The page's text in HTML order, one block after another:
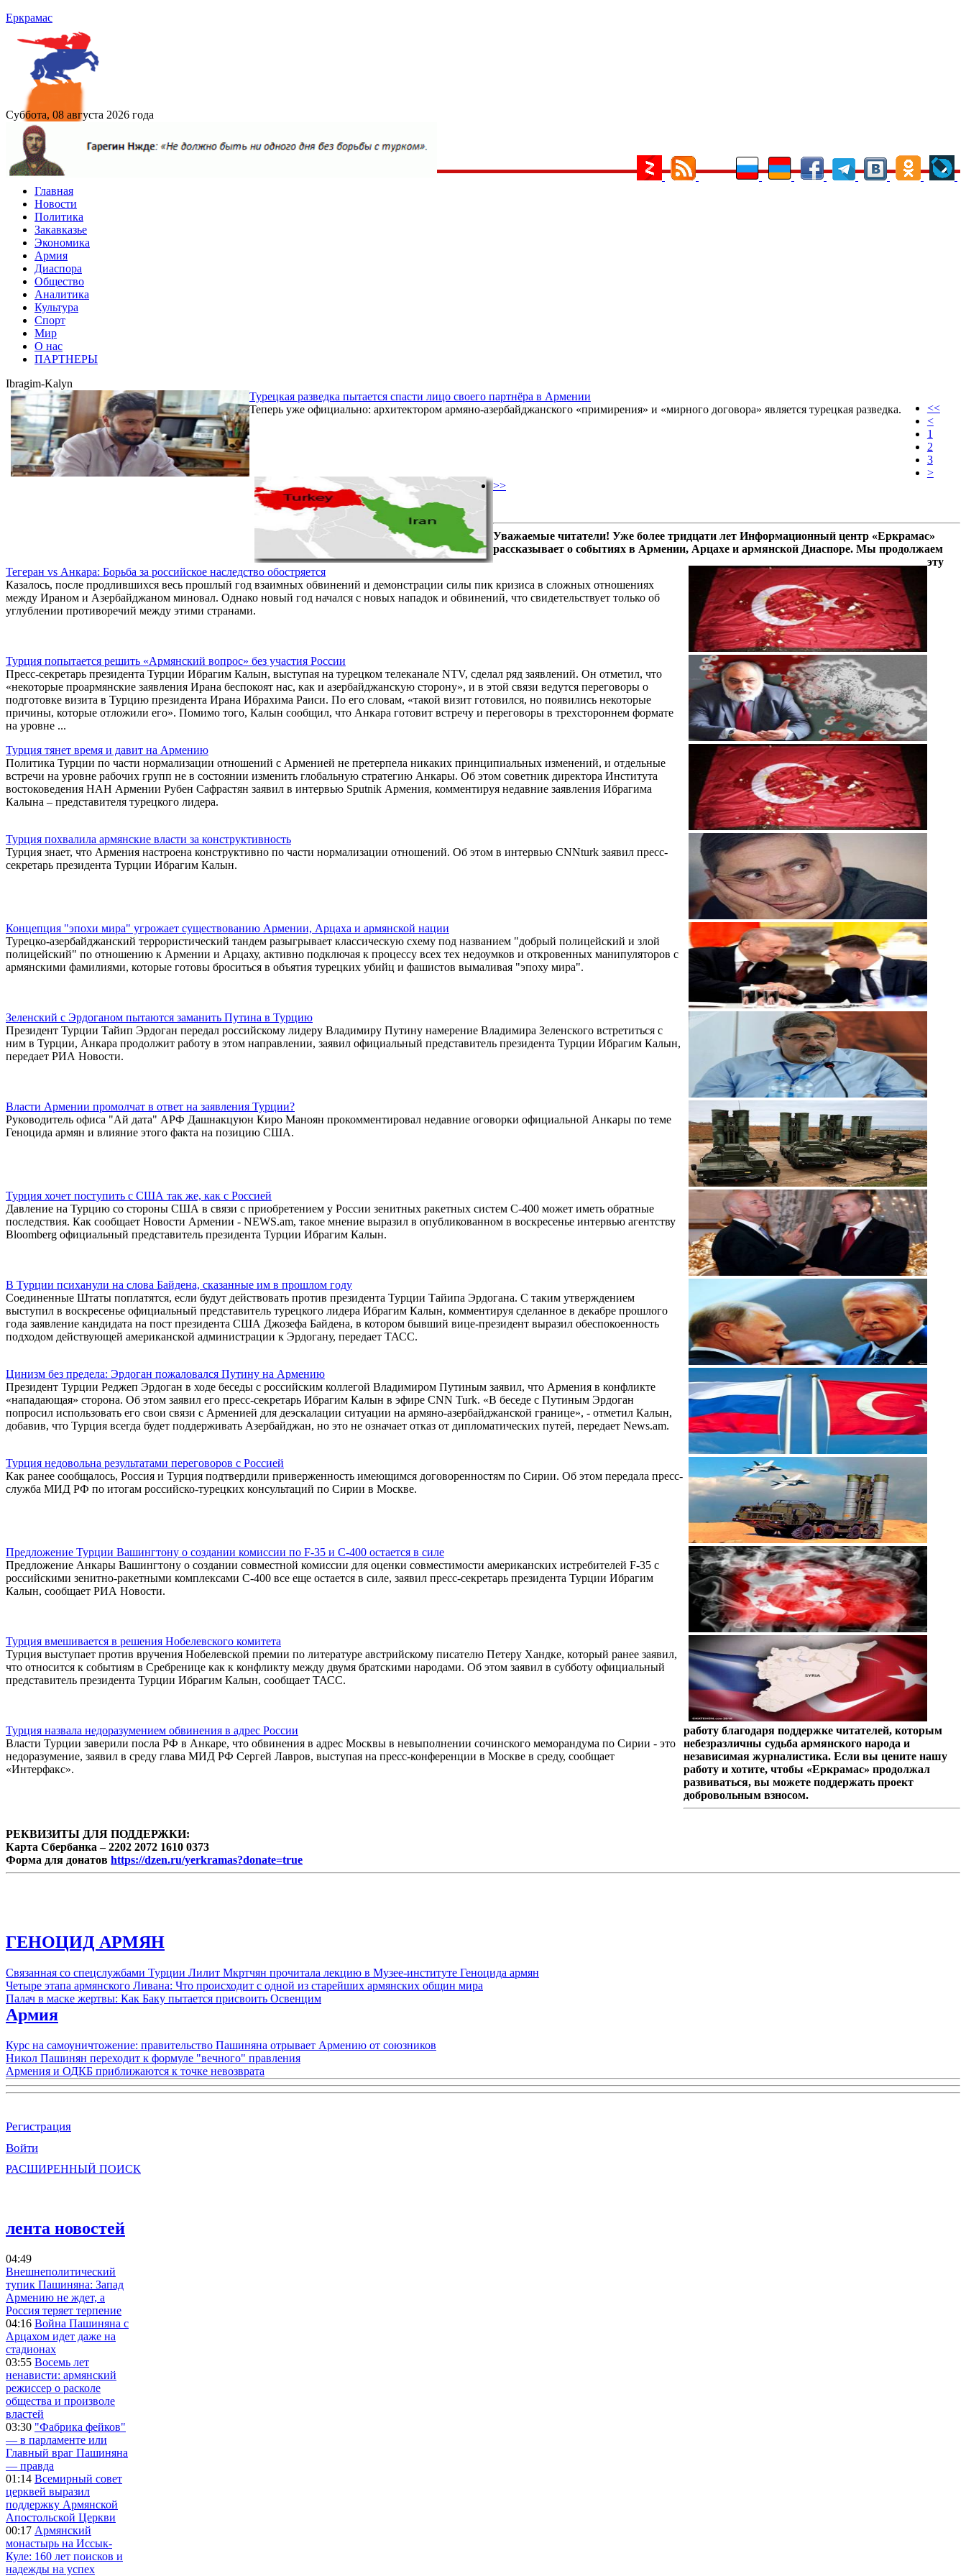
Еркрамас
Суббота, 08 августа 2026 года
Главная
Новости
Политика
Закавказье
Экономика
Армия
Диаспора
Общество
Аналитика
Культура
Спорт
Мир
О нас
ПАРТНЕРЫ
Ibragim-Kalyn
Турецкая разведка пытается спасти лицо своего партнёра в Армении
Теперь уже официально: архитектором армяно-азербайджанского «примирения» и «мирного договора» является турецкая разведка.
Тегеран vs Анкара: Борьба за российское наследство обостряется
Казалось, после продлившихся весь прошлый год взаимных обвинений и демонстрации силы пик кризиса в сложных отношениях
между Ираном и Азербайджаном миновал. Однако новый год начался с новых нападок и обвинений, что свидетельствует только об
углублении противоречий между этими странами.
Турция попытается решить «Армянский вопрос» без участия России
Пресс-секретарь президента Турции Ибрагим Калын, выступая на турецком телеканале NTV, сделал ряд заявлений. Он отметил, что
«некоторые проармянские заявления Ирана беспокоят нас, как и азербайджанскую сторону», и в этой связи ведутся переговоры о
подготовке визита в Турцию президента Ирана Ибрахима Раиси. По его словам, «такой визит готовился, но появились некоторые
причины, которые отложили его». Помимо того, Калын сообщил, что Анкара готовит встречу и переговоры в трехстороннем формате
на уровне ...
Турция тянет время и давит на Армению
Политика Турции по части нормализации отношений с Арменией не претерпела никаких принципиальных изменений, и отдельные
встречи на уровне рабочих групп не в состоянии изменить глобальную стратегию Анкары. Об этом советник директора Института
востоковедения НАН Армении Рубен Сафрастян заявил в интервью Sputnik Армения, комментируя недавние заявления Ибрагима
Калына – представителя турецкого лидера.
Турция похвалила армянские власти за конструктивность
Турция знает, что Армения настроена конструктивно по части нормализации отношений. Об этом в интервью CNNturk заявил пресс-
секретарь президента Турции Ибрагим Калын.
Концепция "эпохи мира" угрожает существованию Армении, Арцаха и армянской нации
Турецко-азербайджанский террористический тандем разыгрывает классическую схему под названием "добрый полицейский и злой
полицейский" по отношению к Армении и Арцаху, активно подключая к процессу всех тех недоумков и откровенных манипуляторов с
армянскими фамилиями, которые готовы броситься в объятия турецких убийц и фашистов вымаливая "эпоху мира".
Зеленский с Эрдоганом пытаются заманить Путина в Турцию
Президент Турции Тайип Эрдоган передал российскому лидеру Владимиру Путину намерение Владимира Зеленского встретиться с
ним в Турции, Анкара продолжит работу в этом направлении, заявил официальный представитель президента Турции Ибрагим Калын,
передает РИА Новости.
Власти Армении промолчат в ответ на заявления Турции?
Руководитель офиса "Ай дата" АРФ Дашнакцуюн Киро Маноян прокомментировал недавние оговорки официальной Анкары по теме
Геноцида армян и влияние этого факта на позицию США.
Турция хочет поступить с США так же, как с Россией
Давление на Турцию со стороны США в связи с приобретением у России зенитных ракетных систем С-400 может иметь обратные
последствия. Как сообщает Новости Армении - NEWS.am, такое мнение выразил в опубликованном в воскресенье интервью агентству
Bloomberg официальный представитель президента Турции Ибрагим Калын.
В Турции психанули на слова Байдена, сказанные им в прошлом году
Соединенные Штаты поплатятся, если будут действовать против президента Турции Тайипа Эрдогана. С таким утверждением
выступил в воскресенье официальный представитель турецкого лидера Ибрагим Калын, комментируя сделанное в декабре прошлого
года заявление кандидата на пост президента США Джозефа Байдена, в котором бывший вице-президент выразил обеспокоенность
подходом действующей американской администрации к Эрдогану, передает ТАСС.
Цинизм без предела: Эрдоган пожаловался Путину на Армению
Президент Турции Реджеп Эрдоган в ходе беседы с российским коллегой Владимиром Путиным заявил, что Армения в конфликте
«нападающая» сторона. Об этом заявил его пресс-секретарь Ибрагим Калын в эфире CNN Turk. «В беседе с Путиным Эрдоган
попросил использовать его свои связи с Арменией для деэскалации ситуации на армяно-азербайджанской границе», - отметил Калын,
добавив, что Турция всегда будет поддерживать Азербайджан, но это не означает отказ от дипломатических путей, передает News.am.
Турция недовольна результатами переговоров с Россией
Как ранее сообщалось, Россия и Турция подтвердили приверженность имеющимся договоренностям по Сирии. Об этом передала пресс-
служба МИД РФ по итогам российско-турецких консультаций по Сирии в Москве.
Предложение Турции Вашингтону о создании комиссии по F-35 и C-400 остается в силе
Предложение Анкары Вашингтону о создании совместной комиссии для оценки совместимости американских истребителей F-35 c
российскими зенитно-ракетными комплексами C-400 все еще остается в силе, заявил пресс-секретарь президента Турции Ибрагим
Калын, сообщает РИА Новости.
Турция вмешивается в решения Нобелевского комитета
Турция выступает против вручения Нобелевской премии по литературе австрийскому писателю Петеру Хандке, который ранее заявил,
что относится к событиям в Сребренице как к конфликту между двумя братскими народами. Об этом заявил в субботу официальный
представитель президента Турции Ибрагим Калын, сообщает ТАСС.
Турция назвала недоразумением обвинения в адрес России
Власти Турции заверили посла РФ в Анкаре, что обвинения в адрес Москвы в невыполнении сочинского меморандума по Сирии - это
недоразумение, заявил в среду глава МИД РФ Сергей Лавров, выступая на пресс-конференции в Москве в среду, сообщает
«Интерфакс».
<<
<
1
2
3
>
>>
Уважаемые читатели! Уже более тридцати лет Информационный центр «Еркрамас»
рассказывает о событиях в Армении, Арцахе и армянской Диаспоре. Мы продолжаем
эту
работу благодаря поддержке читателей, которым
небезразличны судьба армянского народа и
независимая журналистика. Если вы цените нашу
работу и хотите, чтобы «Еркрамас» продолжал
развиваться, вы можете поддержать проект
добровольным взносом.
РЕКВИЗИТЫ ДЛЯ ПОДДЕРЖКИ:
Карта Сбербанка – 2202 2072 1610 0373
Форма для донатов https://dzen.ru/yerkramas?donate=true
ГЕНОЦИД АРМЯН
Связанная со спецслужбами Турции Лилит Мкртчян прочитала лекцию в Музее-институте Геноцида армян
Четыре этапа армянского Ливана: Что происходит с одной из старейших армянских общин мира
Палач в маске жертвы: Как Баку пытается присвоить Освенцим
Армия
Курс на самоуничтожение: правительство Пашиняна отрывает Армению от союзников
Никол Пашинян переходит к формуле "вечного" правления
Армения и ОДКБ приближаются к точке невозврата
Регистрация
Войти
РАСШИРЕННЫЙ ПОИСК
лента новостей
04:49
Внешнеполитический
тупик Пашиняна: Запад
Армению не ждет, а
Россия теряет терпение
04:16 Война Пашиняна с
Арцахом идет даже на
стадионах
03:55 Восемь лет
ненависти: армянский
режиссер о расколе
общества и произволе
властей
03:30 "Фабрика фейков"
— в парламенте или
Главный враг Пашиняна
— правда
01:14 Всемирный совет
церквей выразил
поддержку Армянской
Апостольской Церкви
00:17 Армянский
монастырь на Иссык-
Куле: 160 лет поисков и
надежды на успех